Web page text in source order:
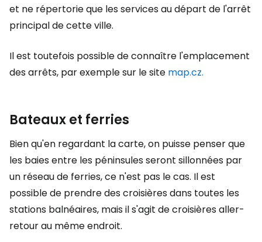
et ne répertorie que les services au départ de l'arrêt
principal de cette ville.
Il est toutefois possible de connaître l'emplacement
des arrêts, par exemple sur le site map.cz.
Bateaux et ferries
Bien qu'en regardant la carte, on puisse penser que
les baies entre les péninsules seront sillonnées par
un réseau de ferries, ce n'est pas le cas. Il est
possible de prendre des croisières dans toutes les
stations balnéaires, mais il s'agit de croisières aller-
retour au même endroit.